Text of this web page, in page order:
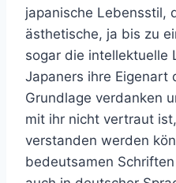
japanische Lebensstil,
ästhetische, ja bis zu
sogar die intellektuelle
Japaners ihre Eigenart
Grundlage verdanken
mit ihr nicht vertraut
verstanden werden
bedeutsamen